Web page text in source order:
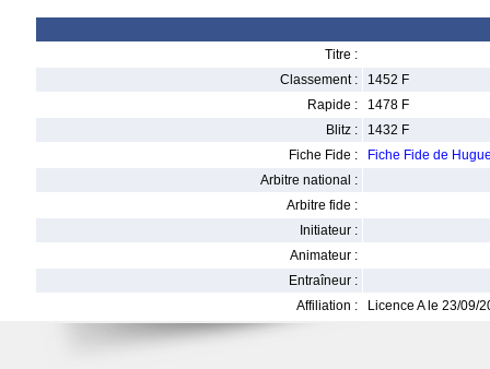
Titre :
Classement :
1452 F
Rapide :
1478 F
Blitz :
1432 F
Fiche Fide :
Fiche Fide de
Arbitre national :
Arbitre fide :
Initiateur :
Animateur :
Entraîneur :
Affiliation :
Licence A le 23/09/